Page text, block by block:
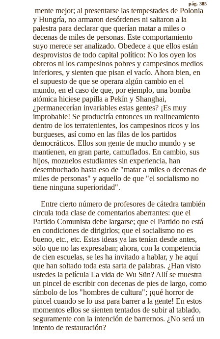
pág. 385
mente mejor; al presentarse las tempestades de Polonia
y Hungría, no armaron desórdenes ni saltaron a la
palestra para declarar que querían matar a miles o
decenas de miles de personas. Este comportamiento
suyo merece ser analizado. Obedece a que ellos están
desprovistos de todo capital político: No los oyen los
obreros ni los campesinos pobres y campesinos medios
inferiores, y sienten que pisan el vacío. Ahora bien, en
el supuesto de que se operara algún cambio en el
mundo, en el caso de que, por ejemplo, una bomba
atómica hiciese papilla a Pekín y Shanghai,
¿permanecerían invariables estas gentes? ¡Es muy
improbable! Se produciría entonces un realineamiento
dentro de los terratenientes, los campesinos ricos y los
burgueses, así como en las filas de los partidos
democráticos. Ellos son gente de mucho mundo y se
mantienen, en gran parte, camuflados. En cambio, sus
hijos, mozuelos estudiantes sin experiencia, han
desembuchado hasta eso de "matar a miles o decenas de
miles de personas" y aquello de que "el socialismo no
tiene ninguna superioridad".
Entre cierto número de profesores de cátedra también
circula toda clase de comentarios aberrantes: que el
Partido Comunista debe largarse; que el Partido no está
en condiciones de dirigirlos; que el socialismo no es
bueno, etc., etc. Estas ideas ya las tenían desde antes,
sólo que no las expresaban; ahora, con la competencia
de cien escuelas, se les ha invitado a hablar, y he aquí
que han soltado toda esta sarta de palabras. ¿Han visto
ustedes la película La vida de Wu Sün? Allí se muestra
un pincel de escribir con decenas de pies de largo, como
símbolo de los "hombres de cultura"; ¡qué horror de
pincel cuando se lo usa para barrer a la gente! En estos
momentos ellos se sienten tentados de subir al tablado,
seguramente con la intención de barrernos. ¿No será un
intento de restauración?